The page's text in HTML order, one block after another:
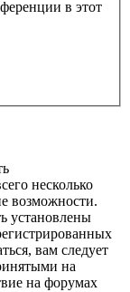
в этот
несколько
возможности.
установлены
вам следует
на
на форумах